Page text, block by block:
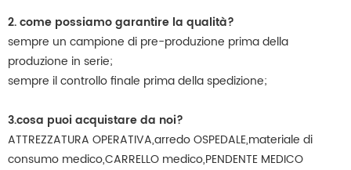
2. come possiamo garantire la qualità?
sempre un campione di pre-produzione prima della
produzione in serie;
sempre il controllo finale prima della spedizione;
3.cosa puoi acquistare da noi?
ATTREZZATURA OPERATIVA,arredo OSPEDALE,materiale di
consumo medico,CARRELLO medico,PENDENTE MEDICO